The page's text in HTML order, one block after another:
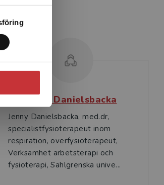
Jenny Danielsbacka
Jenny Danielsbacka, med.dr,
specialistfysioterapeut inom
respiration, överfysioterapeut,
Verksamhet arbetsterapi och
fysioterapi, Sahlgrenska unive...